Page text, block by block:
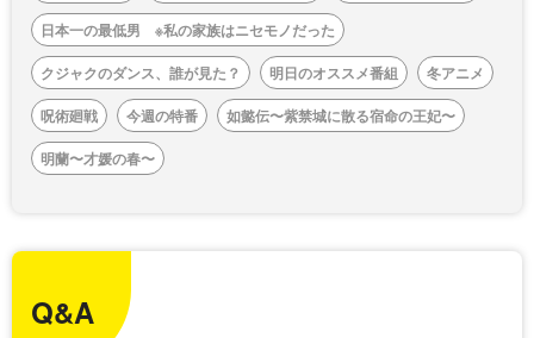
日本一の最低男 ※私の家族はニセモノだった
クジャクのダンス、誰が見た？
明日のオススメ番組
冬アニメ
呪術廻戦
今週の特番
如懿伝〜紫禁城に散る宿命の王妃〜
明蘭〜才媛の春〜
Q&A